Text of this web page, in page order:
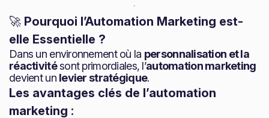
🚀 Pourquoi l’Automation Marketing est-
elle Essentielle ?
Dans un environnement où la personnalisation et la
réactivitésont primordiales, l’automation marketing
devient un levier stratégique.
Les avantages clés de l’automation
marketing :